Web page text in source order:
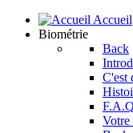
Accueil
Biométrie
Back
C'est